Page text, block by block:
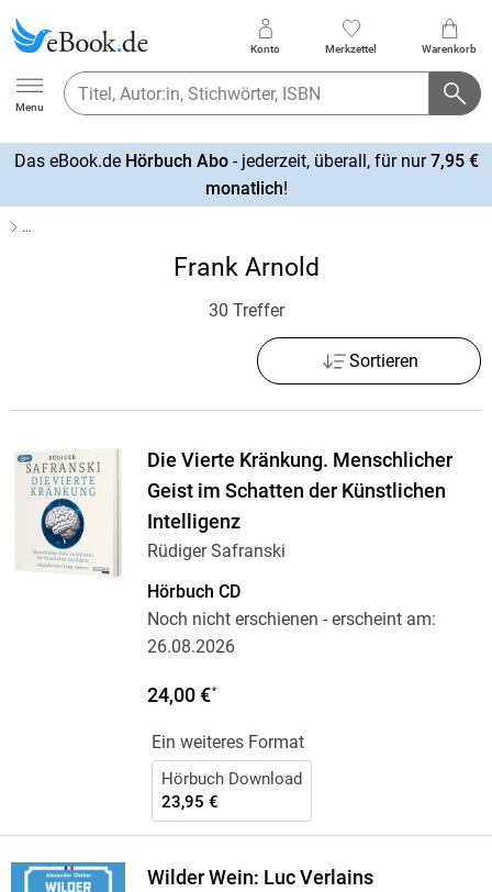
Ebook.de
Menu
Konto Merkzettel Warenkorb
Das eBook.de Hörbuch Abo- jederzeit, überall, für nur7,95 €
monatlich!
…
Frank Arnold
30 Treffer
Sortieren
Die Vierte Kränkung. Menschlicher
Geist im Schatten der Künstlichen
Intelligenz
Rüdiger Safranski
Hörbuch CD
Noch nicht erschienen - erscheint am:
26.08.2026
24,00 €*
Ein weiteres Format
Hörbuch Download
23,95 €
Wilder Wein: Luc Verlains